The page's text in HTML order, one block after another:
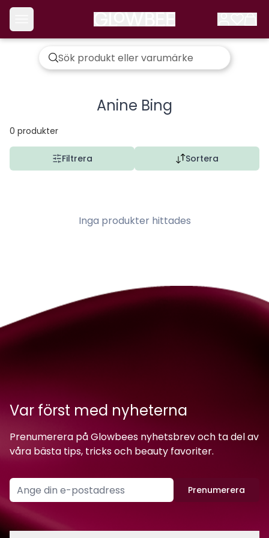
Anine Bing
0 produkter
Filtrera Sortera
Inga produkter hittades
Var först med nyheterna
Prenumerera på Glowbees nyhetsbrev och ta del av
våra bästa tips, tricks och beauty favoriter.
Prenumerera